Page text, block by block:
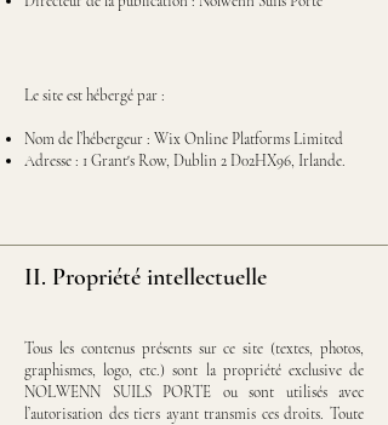
Le site est hébergé par :
Nom de l’hébergeur : Wix Online Platforms Limited
Adresse : 1 Grant's Row, Dublin 2 D02HX96, Irlande.
II. Propriété intellectuelle
Tous les contenus présents sur ce site (textes, photos,
graphismes, logo, etc.) sont la propriété exclusive de
NOLWENN SUILS PORTE ou sont utilisés avec
l’autorisation des tiers ayant transmis ces droits. Toute